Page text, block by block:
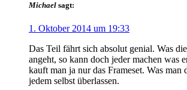
Michael sagt:
1. Oktober 2014 um 19:33
Das Teil fährt sich absolut genial. Was
angeht, so kann doch jeder machen was
kauft man ja nur das Frameset. Was man
jedem selbst überlassen.